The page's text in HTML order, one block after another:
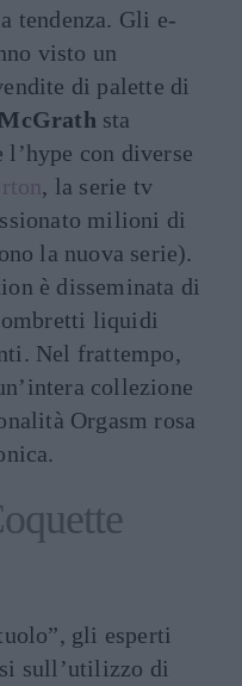
tendenza. Gli e-
visto un
di palette di
sta
con diverse
, la serie tv
milioni di
la nuova serie).
è disseminata di
liquidi
Nel frattempo,
collezione
Orgasm rosa
gli esperti
sull’utilizzo di